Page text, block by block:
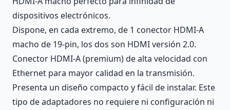
dispositivos electrónicos.
Dispone, en cada extremo, de 1 conector HDMI-A
macho de 19-pin, los dos son HDMI versión 2.0.
Conector HDMI-A (premium) de alta velocidad con
Ethernet para mayor calidad en la transmisión.
Presenta un diseño compacto y fácil de instalar. Este
tipo de adaptadores no requiere ni configuración ni